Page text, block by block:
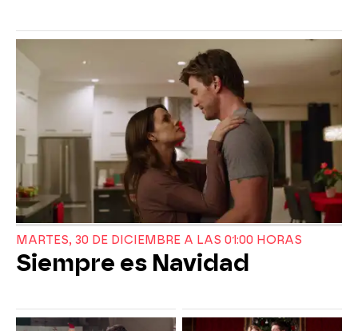
MARTES, 30 DE DICIEMBRE A LAS 01:00 HORAS
Siempre es Navidad